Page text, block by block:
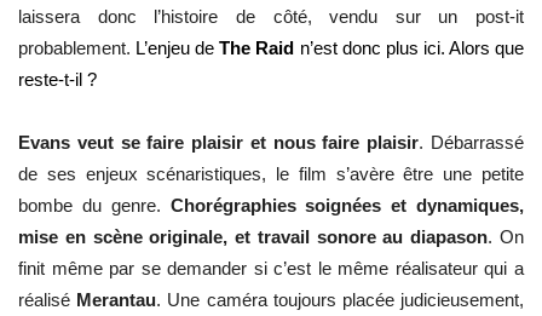
laissera donc l’histoire de côté, vendu sur un post-it
probablement. L’enjeu deThe Raid n’est donc plus ici. Alors que
reste-t-il ?
Evans veut se faire plaisir et nous faire plaisir. Débarrassé
de ses enjeux scénaristiques, le film s’avère être une petite
bombe du genre. Chorégraphies soignées et dynamiques,
mise en scène originale, et travail sonore au diapason. On
finit même par se demander si c’est le même réalisateur qui a
réalisé Merantau. Une caméra toujours placée judicieusement,